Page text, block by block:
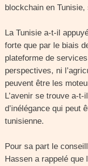
blockchain en
La Tunisie a-t-il
forte que par le biais
plateforme de
perspectives, ni
peuvent être les
L’avenir se trouve a-
d’inélégance qui peut
tunisienne.
Pour sa part le
Hassen a rappelé que